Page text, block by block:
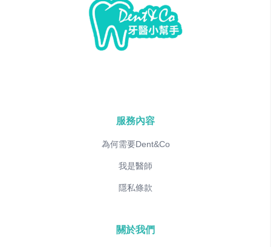
服務內容
為何需要Dent&Co
我是醫師
隱私條款
關於我們